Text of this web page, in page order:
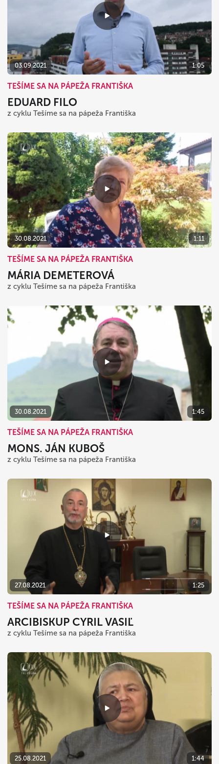
03.09.2021 1:05
TEŠÍME SA NA PÁPEŽA FRANTIŠKA
EDUARD FILO
z cyklu Tešíme sa na pápeža Františka
30.08.2021 1:11
TEŠÍME SA NA PÁPEŽA FRANTIŠKA
MÁRIA DEMETEROVÁ
z cyklu Tešíme sa na pápeža Františka
30.08.2021 1:45
TEŠÍME SA NA PÁPEŽA FRANTIŠKA
MONS. JÁN KUBOŠ
z cyklu Tešíme sa na pápeža Františka
27.08.2021 1:25
TEŠÍME SA NA PÁPEŽA FRANTIŠKA
ARCIBISKUP CYRIL VASIĽ
z cyklu Tešíme sa na pápeža Františka
25.08.2021 1:44